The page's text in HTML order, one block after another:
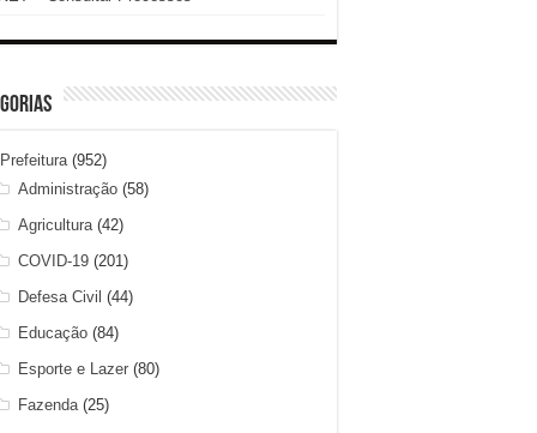
Prefeitura(952)
Administração(58)
Agricultura(42)
COVID-19(201)
Defesa Civil (44)
Educação(84)
Esporte e Lazer(80)
Fazenda(25)